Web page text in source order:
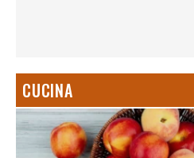
CUCINA